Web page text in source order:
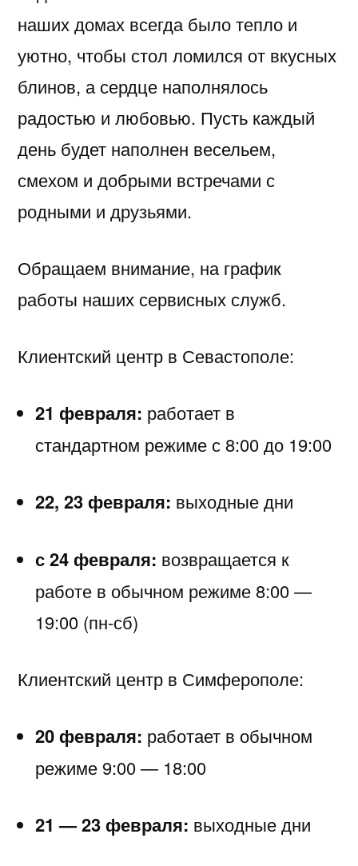
наших домах всегда было тепло и
уютно, чтобы стол ломился от вкусных
блинов, а сердце наполнялось
радостью и любовью. Пусть каждый
день будет наполнен весельем,
смехом и добрыми встречами с
родными и друзьями.
Обращаем внимание, на график
работы наших сервисных служб.
Клиентский центр в Севастополе:
21 февраля: работает в
стандартном режиме с 8:00 до 19:00
22, 23 февраля: выходные дни
с 24 февраля: возвращается к
работе в обычном режиме 8:00 —
19:00 (пн-сб)
Клиентский центр в Симферополе:
20 февраля: работает в обычном
режиме 9:00 — 18:00
21 — 23 февраля: выходные дни